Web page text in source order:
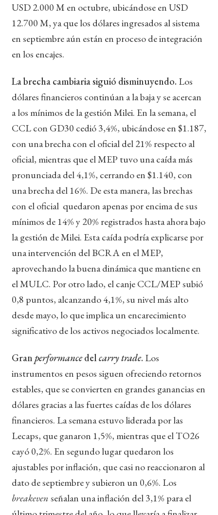
USD 2.000 M en octubre, ubicándose en USD
12.700 M, ya que los dólares ingresados al sistema
en septiembre aún están en proceso de integración
en los encajes.
La brecha cambiaria siguió disminuyendo. Los
dólares financieros continúan a la baja y se acercan
a los mínimos de la gestión Milei. En la semana, el
CCL con GD30 cedió 3,4%, ubicándose en $1.187,
con una brecha con el oficial del 21% respecto al
oficial, mientras que el MEP tuvo una caída más
pronunciada del 4,1%, cerrando en $1.140, con
una brecha del 16%. De esta manera, las brechas
con el oficial quedaron apenas por encima de sus
mínimos de 14% y 20% registrados hasta ahora bajo
la gestión de Milei. Esta caída podría explicarse por
una intervención del BCRA en el MEP,
aprovechando la buena dinámica que mantiene en
el MULC. Por otro lado, el canje CCL/MEP subió
0,8 puntos, alcanzando 4,1%, su nivel más alto
desde mayo, lo que implica un encarecimiento
significativo de los activos negociados localmente.
Gran performancedelcarry trade. Los
instrumentos en pesos siguen ofreciendo retornos
estables, que se convierten en grandes ganancias en
dólares gracias a las fuertes caídas de los dólares
financieros. La semana estuvo liderada por las
Lecaps, que ganaron 1,5%, mientras que el TO26
cayó 0,2%. En segundo lugar quedaron los
ajustables por inflación, que casi no reaccionaron al
dato de septiembre y subieron un 0,6%. Los
breakevenseñalan una inflación del 3,1% para el